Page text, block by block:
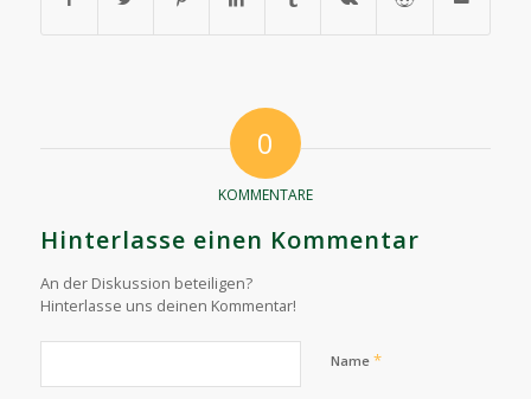
0
KOMMENTARE
Hinterlasse einen Kommentar
An der Diskussion beteiligen?
Hinterlasse uns deinen Kommentar!
Name *